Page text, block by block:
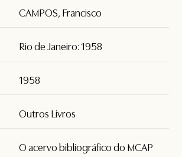
CAMPOS, Francisco
Rio de Janeiro: 1958
1958
Outros Livros
O acervo bibliográfico do MCAP